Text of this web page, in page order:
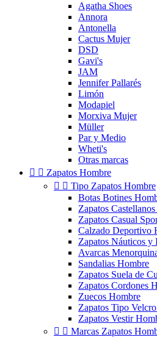
Agatha Shoes
Annora
Antonella
Cactus Mujer
DSD
Gavi's
JAM
Jennifer Pallarés
Limón
Modapiel
Morxiva Mujer
Müller
Par y Medio
Wheti's
Otras marcas
  Zapatos Hombre
  Tipo Zapatos Hombre
Botas Botines
Zapatos
Zapatos Casual
Calzado Deportivo
Zapatos Náuticos y
Avarcas
Sandalias Hombre
Zapatos Suela de
Zapatos Cordones
Zuecos Hombre
Zapatos Tipo
Zapatos Vestir
  Marcas Zapatos